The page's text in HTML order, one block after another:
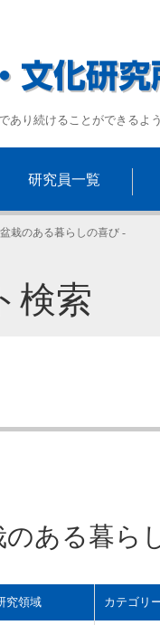
あり続けることができるよ
研究員一覧
栽のある暮らしの喜び -
検索
ある暮ら
究領域 カテゴリ